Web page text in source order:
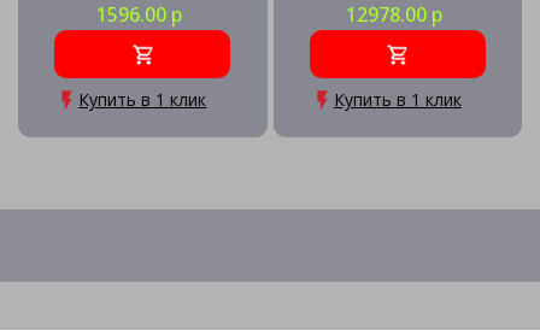
1596.00 р
Купить в 1 клик
12978.00 р
Купить в 1 клик